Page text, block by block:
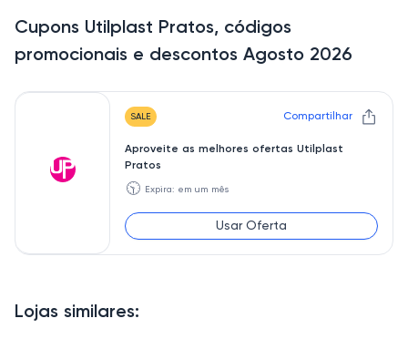
Lojas similares:
Cupons Utilplast Pratos, códigos
promocionais e descontos Agosto 2026
SALE Compartilhar
Aproveite as melhores ofertas Utilplast
Pratos
🕥 Expira: em um mês
Usar Oferta